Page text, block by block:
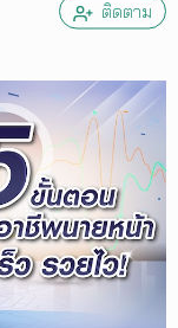
ติดตาม